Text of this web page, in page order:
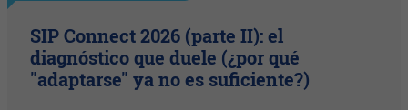
SIP Connect 2026 (parte II): el
diagnóstico que duele (¿por qué
"adaptarse" ya no es suficiente?)